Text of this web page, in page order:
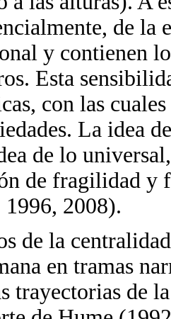
de
y contienen
Esta
con las
La idea
de lo
de fragilidad y
2008).
de la
en tramas
trayectorias de